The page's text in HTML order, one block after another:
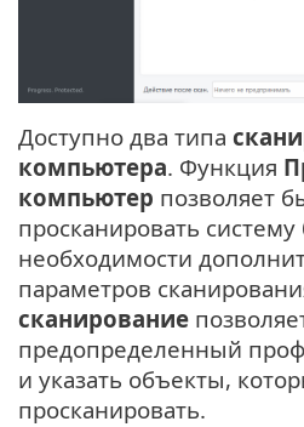
Доступно два типа
компьютера. Функция
компьютер позволяет
просканировать систему
необходимости
параметров
сканирование
предопределенный
и указать объекты,
просканировать.